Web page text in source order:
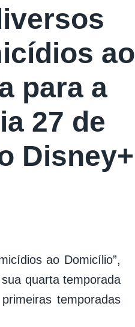
ao
para a
27 de
Disney+
ao Domicílio”,
quarta temporada
temporadas